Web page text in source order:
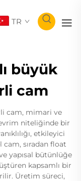
TR
büyük
cam
cam, mimari ve
niteliğinde bir
etkileyici
sıradan float
yapısal bütünlüğe
kapsamlı bir
Üretim süreci,